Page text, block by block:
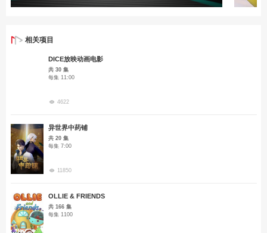
相关项目
DICE放映动画电影
共 30 集
每集 11:00
4622
异世界中药铺
共 20 集
每集 7:00
11850
OLLIE & FRIENDS
共 166 集
每集 1100